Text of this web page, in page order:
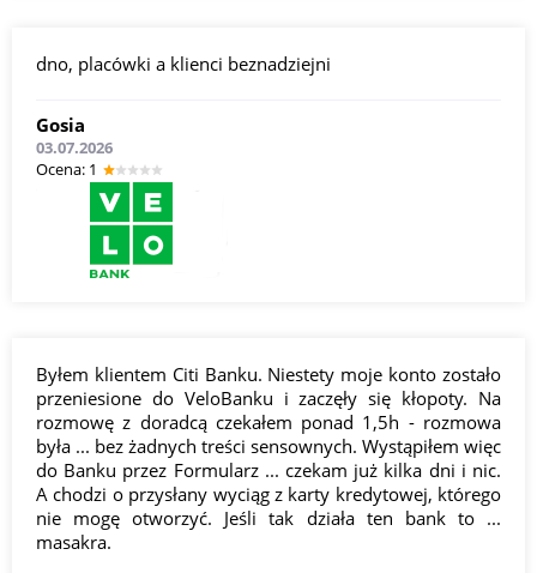
dno, placówki a klienci beznadziejni
Gosia
03.07.2026
Оcena: 1
Byłem klientem Citi Banku. Niestety moje konto zostało
przeniesione do VeloBanku i zaczęły się kłopoty. Na
rozmowę z doradcą czekałem ponad 1,5h - rozmowa
była ... bez żadnych treści sensownych. Wystąpiłem więc
do Banku przez Formularz ... czekam już kilka dni i nic.
A chodzi o przysłany wyciąg z karty kredytowej, którego
nie mogę otworzyć. Jeśli tak działa ten bank to ...
masakra.